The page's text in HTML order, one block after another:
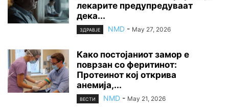
лекарите предупредуваат
дека...
ЗДРАВЈЕ NMD - May 27, 2026
Како постојаниот замор е
поврзан со феритинот:
Протеинот кој открива
анемија,...
ВЕСТИ NMD - May 21, 2026